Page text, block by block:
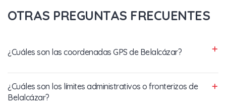
OTRAS PREGUNTAS FRECUENTES
¿Cuáles son las coordenadas GPS de Belalcázar?
¿Cuáles son los límites administrativos o fronterizos de
Belalcázar?